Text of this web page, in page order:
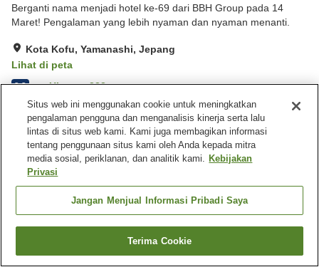
Berganti nama menjadi hotel ke-69 dari BBH Group pada 14
Maret! Pengalaman yang lebih nyaman dan nyaman menanti.
Kota Kofu, Yamanashi, Jepang
Lihat di peta
3.3 Ulasan:223
Fasilitas properti
Tempat parkir
Spa / Salon kecantikan
Restoran
Mesin penjual otomatis
Jepang Yamanashi
Kota Kofu
Hotel Crown Hills Kofu (BBH Hotel Group)
Cari kamar
Situs web ini menggunakan cookie untuk meningkatkan
pengalaman pengguna dan menganalisis kinerja serta lalu
lintas di situs web kami. Kami juga membagikan informasi
tentang penggunaan situs kami oleh Anda kepada mitra
media sosial, periklanan, dan analitik kami. Kebijakan
Privasi
Jangan Menjual Informasi Pribadi Saya
Terima Cookie